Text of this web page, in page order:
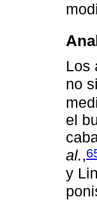
Los
no
el
al.,
y